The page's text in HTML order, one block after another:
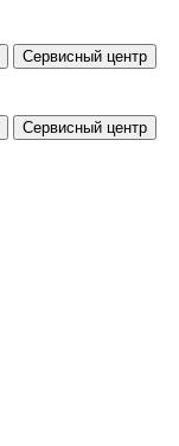
Сервисный центр
Сервисный центр